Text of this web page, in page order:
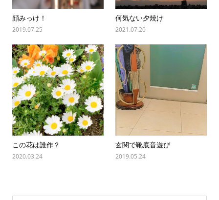
顔みっけ！
2019.07.25
何気ない夕焼け
2021.07.20
この花は誰作？
2020.03.24
玄関で靴底音遊び
2019.05.24